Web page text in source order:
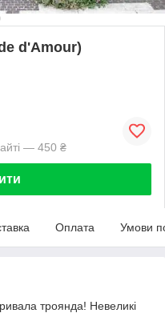
d'Аmour)
— 450 ₴
Оплата Умови
троянда! Невеликі